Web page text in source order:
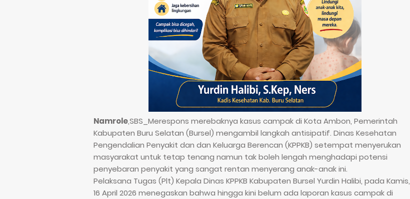
Namrole,SBS_Merespons merebaknya kasus campak di Kota Ambon, Pemerintah
Kabupaten Buru Selatan (Bursel) mengambil langkah antisipatif. Dinas Kesehatan
Pengendalian Penyakit dan dan Keluarga Berencan (KPPKB) setempat menyerukan
masyarakat untuk tetap tenang namun tak boleh lengah menghadapi potensi
penyebaran penyakit yang sangat rentan menyerang anak-anak ini.
Pelaksana Tugas (Plt) Kepala Dinas KPPKB Kabupaten Bursel Yurdin Halibi, pada Kamis,
16 April 2026 menegaskan bahwa hingga kini belum ada laporan kasus campak di